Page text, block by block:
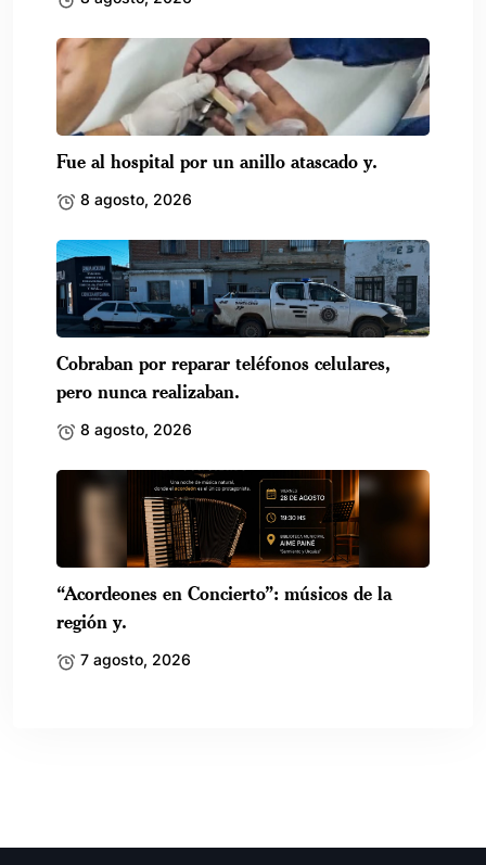
Fue al hospital por un anillo atascado y.
8 agosto, 2026
Cobraban por reparar teléfonos celulares,
pero nunca realizaban.
8 agosto, 2026
“Acordeones en Concierto”: músicos de la
región y.
7 agosto, 2026